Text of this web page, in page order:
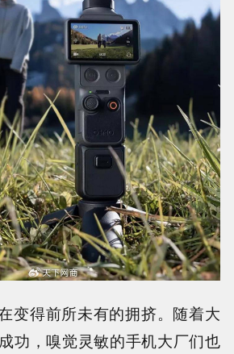
变得前所未有的拥挤。随着大
功，嗅觉灵敏的手机大厂们也